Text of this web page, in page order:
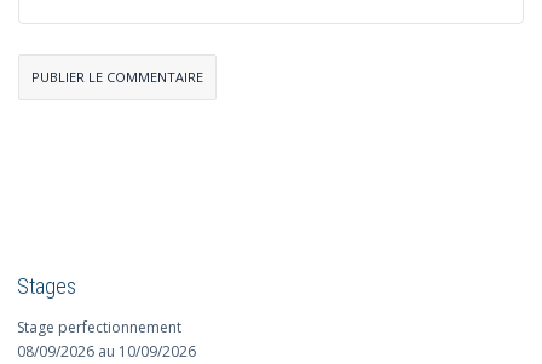
Stages
Stage perfectionnement
08/09/2026 au 10/09/2026